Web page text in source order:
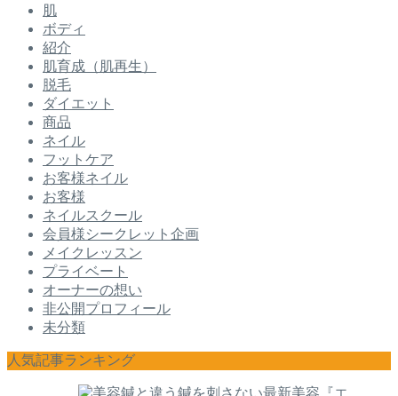
肌
ボディ
紹介
肌育成（肌再生）
脱毛
ダイエット
商品
ネイル
フットケア
お客様ネイル
お客様
ネイルスクール
会員様シークレット企画
メイクレッスン
プライベート
オーナーの想い
非公開プロフィール
未分類
人気記事ランキング